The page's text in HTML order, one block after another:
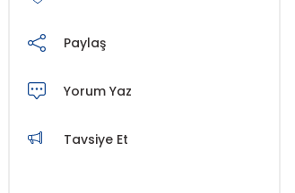
Paylaş
Yorum Yaz
Tavsiye Et